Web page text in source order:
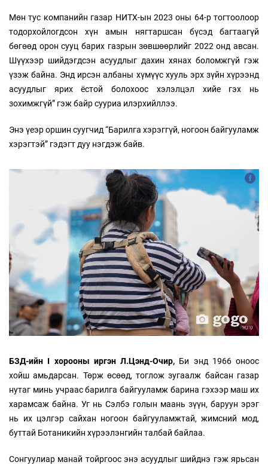
Мөн тус компанийн газар НИТХ-ын 2023 оны 64-р тогтоолоор
тодорхойлогдсон хүн амын нягтаршсан бүсэд багтаагүй
бөгөөд орон сууц барих газрын зөвшөөрлийг 2022 онд авсан.
Шүүхээр шийдэгдсэн асуудлыг дахин хянах боломжгүй гэж
үзэж байна. Энд ирсэн албаны хүмүүс хууль эрх зүйн хүрээнд
асуудлыг ярих ёстой болохоос хэлэлцэл хийе гэх нь
зохимжгүй” гэж байр сууриа илэрхийллээ.
Энэ үеэр оршин суугчид “Барилга хэрэггүй, ногоон байгууламж
хэрэгтэй” гэдэгт дуу нэгдэж байв.
БЗД-ийн I хорооны иргэн Л.Цэнд-Очир, Би энд 1966 оноос
хойш амьдарсан. Төрж өсөөд, тоглож зугаалж байсан газар
нутаг минь учраас барилга байгууламж барина гэхээр маш их
харамсаж байна. Уг нь Сэлбэ голын маань зүүн, баруун эрэг
нь их цэлгэр сайхан ногоон байгууламжтай, жимсний мод,
буттай Ботаникийн хүрээлэнгийн талбай байлаа.
Сонгуулиар манай тойргоос энэ асуудлыг шийднэ гэж ярьсан